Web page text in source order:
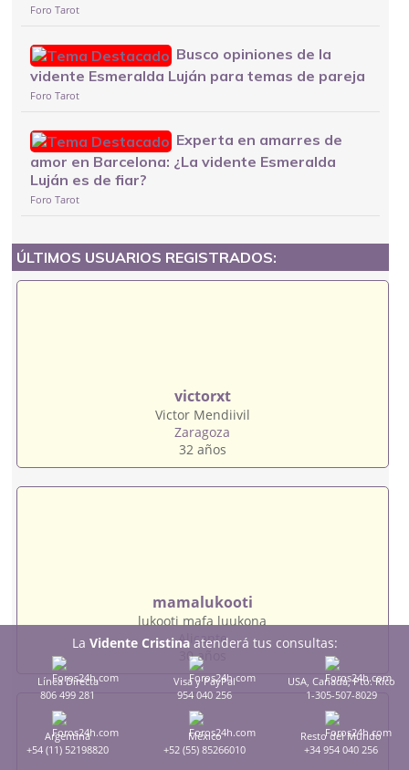
Foro Tarot
Busco opiniones de la
vidente Esmeralda Luján para temas de pareja
Foro Tarot
Experta en amarres de
amor en Barcelona: ¿La vidente Esmeralda
Luján es de fiar?
Foro Tarot
ÚLTIMOS USUARIOS REGISTRADOS:
victorxt
Victor Mendiivil
Zaragoza
32 años
mamalukooti
lukooti mafa luukona
Alicante
30 años
La Vidente Cristinaatenderá tus consultas:
Línea Directa
806 499 281
Visa y PayPal
954 040 256
USA, Canadá, Pto. Rico
1-305-507-8029
Argentina
+54 (11) 52198820
México
+52 (55) 85266010
Resto del Mundo
+34 954 040 256